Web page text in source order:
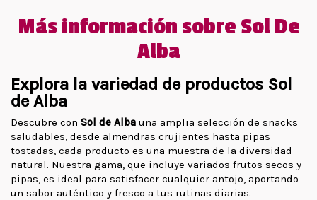
Más información sobre Sol De
Alba
Explora la variedad de productos Sol
de Alba
Descubre con Sol de Alba una amplia selección de snacks
saludables, desde almendras crujientes hasta pipas
tostadas, cada producto es una muestra de la diversidad
natural. Nuestra gama, que incluye variados frutos secos y
pipas, es ideal para satisfacer cualquier antojo, aportando
un sabor auténtico y fresco a tus rutinas diarias.